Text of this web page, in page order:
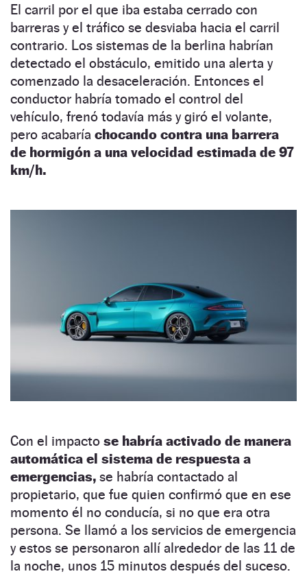
El carril por el que iba estaba cerrado con
barreras y el tráfico se desviaba hacia el carril
contrario. Los sistemas de la berlina habrían
detectado el obstáculo, emitido una alerta y
comenzado la desaceleración. Entonces el
conductor habría tomado el control del
vehículo, frenó todavía más y giró el volante,
pero acabaría chocando contra una barrera
de hormigón a una velocidad estimada de 97
km/h.
Con el impacto se habría activado de manera
automática el sistema de respuesta a
emergencias, se habría contactado al
propietario, que fue quien confirmó que en ese
momento él no conducía, si no que era otra
persona. Se llamó a los servicios de emergencia
y estos se personaron allí alrededor de las 11 de
la noche, unos 15 minutos después del suceso.